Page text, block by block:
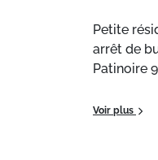
Petite
arrêt de
Patinoire
Situation :
Voir plus